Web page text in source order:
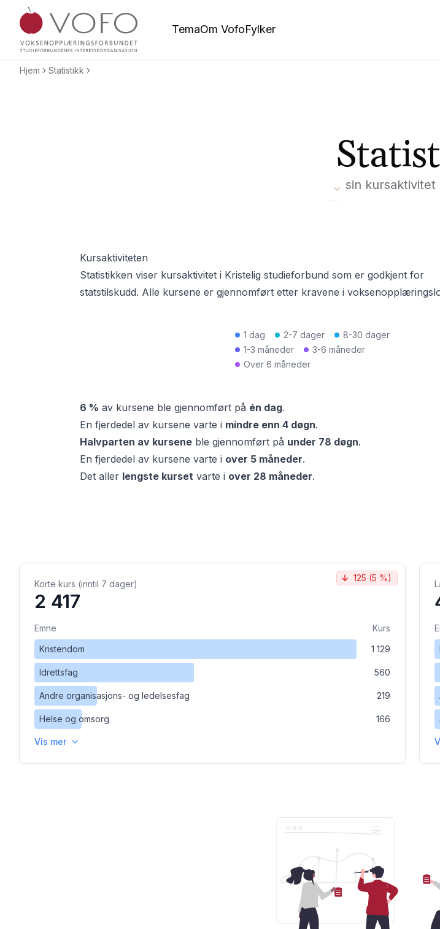
Hopp til hovedinnholdet
Voksenopplæringsforbundet
TemaOm VofoFylker
Hjem Statistikk
sin kursaktivitet
Kursaktiviteten
Statistikken viser kursaktivitet i Kristelig studieforbund som er godkjent for
statstilskudd. Alle kursene er gjennomført etter kravene i
1 dag 2-7 dager
8-30 dager
1-3 måneder
3-6 måneder
Over 6 måneder
6 % av kursene ble gjennomført på én dag.
En fjerdedel av kursene varte i mindre enn 4 døgn.
Halvparten av kurseneble gjennomført på under 78 døgn.
En fjerdedel av kursene varte i over 5 måneder.
Det aller lengste kursetvarte i over 28 måneder.
Korte kurs (inntil 7 dager)
125 (5 %)
2 417
Emne
Kurs
Kristendom
Idrettsfag
Andre organisasjons- og ledelsesfag
Helse og omsorg
1 129
560
219
166
Vis mer